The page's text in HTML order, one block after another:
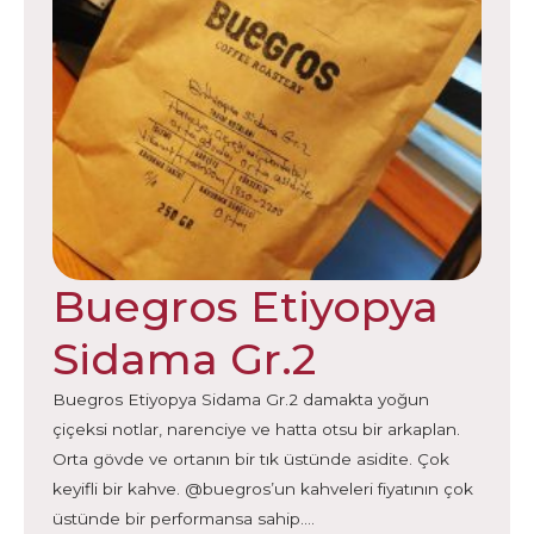
Buegros Etiyopya
Sidama Gr.2
Buegros Etiyopya Sidama Gr.2 damakta yoğun
çiçeksi notlar, narenciye ve hatta otsu bir arkaplan.
Orta gövde ve ortanın bir tık üstünde asidite. Çok
keyifli bir kahve. @buegros’un kahveleri fiyatının çok
üstünde bir performansa sahip.…